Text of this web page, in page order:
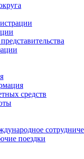
средств
поездки